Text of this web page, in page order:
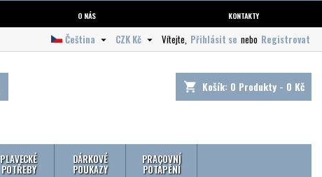
O NÁS KONTAKTY
Vítejte, Přihlásit se nebo Registrovat
CZK Kč 
Čeština 
shopping_cart Košík: 0 Produkty - 0 Kč
PLAVECKÉ
POTŘEBY
DÁRKOVÉ
POUKAZY
PRACOVNÍ
POTÁPĚNÍ